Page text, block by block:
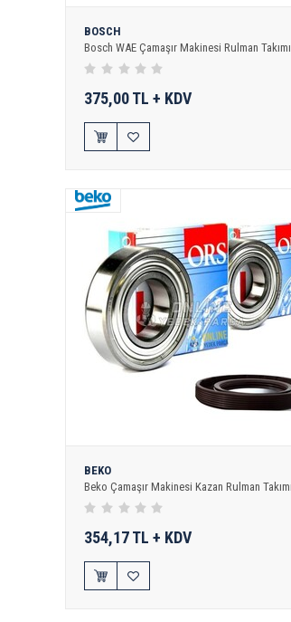
BOSCH
Bosch WAE Çamaşır Makinesi Rulman Takımı
375,00 TL + KDV
BEKO
Beko Çamaşır Makinesi Kazan Rulman
354,17 TL + KDV